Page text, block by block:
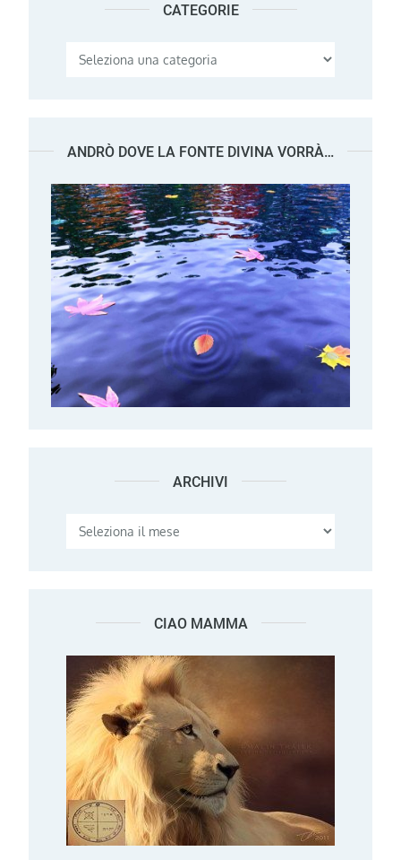
CATEGORIE
Categorie
ANDRÒ DOVE LA FONTE DIVINA VORRÀ…
ARCHIVI Archivi
CIAO MAMMA